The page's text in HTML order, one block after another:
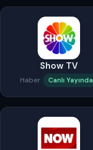
Show TV
Haber Canlı Yayında